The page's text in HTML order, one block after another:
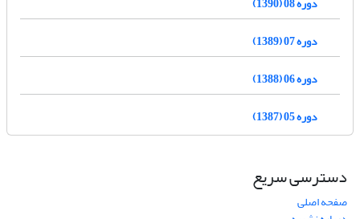
دوره 07 (1389)
دوره 06 (1388)
دوره 05 (1387)
دسترسی سریع
صفحه اصلی